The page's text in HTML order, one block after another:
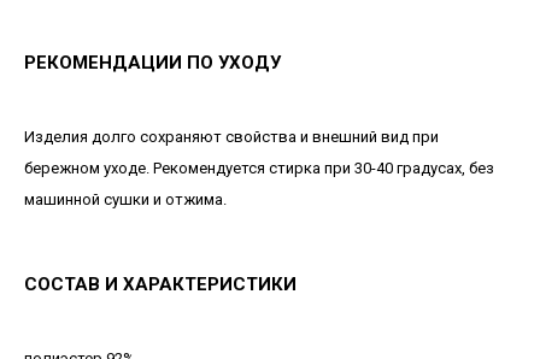
РЕКОМЕНДАЦИИ ПО УХОДУ
Изделия долго сохраняют свойства и внешний вид при
бережном уходе. Рекомендуется стирка при 30-40 градусах, без
машинной сушки и отжима.
СОСТАВ И ХАРАКТЕРИСТИКИ